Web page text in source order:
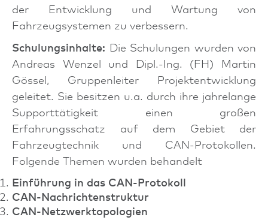
der Entwicklung und Wartung von
Fahrzeugsystemen zu verbessern.
Schulungsinhalte: Die Schulungen wurden von
Andreas Wenzel und Dipl.-Ing. (FH) Martin
Gössel, Gruppenleiter Projektentwicklung
geleitet. Sie besitzen u.a. durch ihre jahrelange
Supporttätigkeit einen großen
Erfahrungsschatz auf dem Gebiet der
Fahrzeugtechnik und CAN-Protokollen.
Folgende Themen wurden behandelt
Einführung in das CAN-Protokoll
CAN-Nachrichtenstruktur
CAN-Netzwerktopologien